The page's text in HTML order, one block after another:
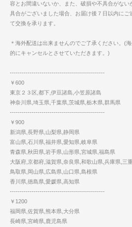
容とお間違いないか、また、破損や不具合がない
具合がございました場合、お届け後７日以内にご
て交換を承ります。
＊海外配送は出来ませんのでご了承ください。(
的にキャンセルとさせていただきます。)
------------------------------------------------
￥600
東京２３区,都下,伊豆諸島,小笠原諸島
神奈川県,埼玉県,千葉県,茨城県,栃木県,群馬県
------------------------------------------------
￥900
新潟県,長野県,山梨県,静岡県
富山県,石川県,福井県,愛知県,岐阜県
青森県,秋田県,岩手県,山形県,宮城県,福島県
大阪府,京都府,滋賀県,奈良県,和歌山県,兵庫県,三
鳥取県,岡山県,広島県,山口県,島根県
香川県,徳島県,愛媛県,高知県
------------------------------------------------
￥1200
福岡県,佐賀県,熊本県,大分県
長崎県,宮崎県,鹿児島県